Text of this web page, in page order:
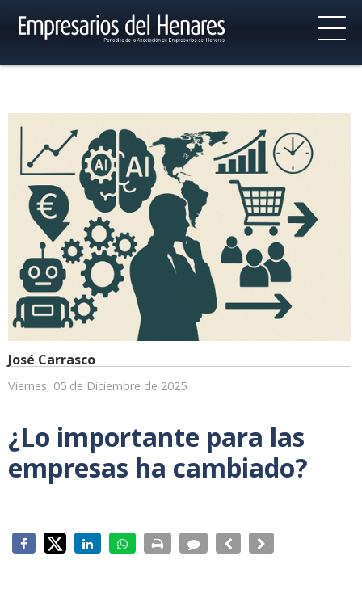
José Carrasco
Viernes, 05 de Diciembre de 2025
¿Lo importante para las
empresas ha cambiado?